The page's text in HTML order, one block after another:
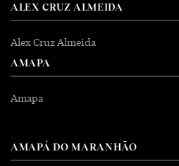
ALEX CRUZ ALMEIDA
Alex Cruz Almeida
AMAPA
Amapa
AMAPÁ DO MARANHÃO